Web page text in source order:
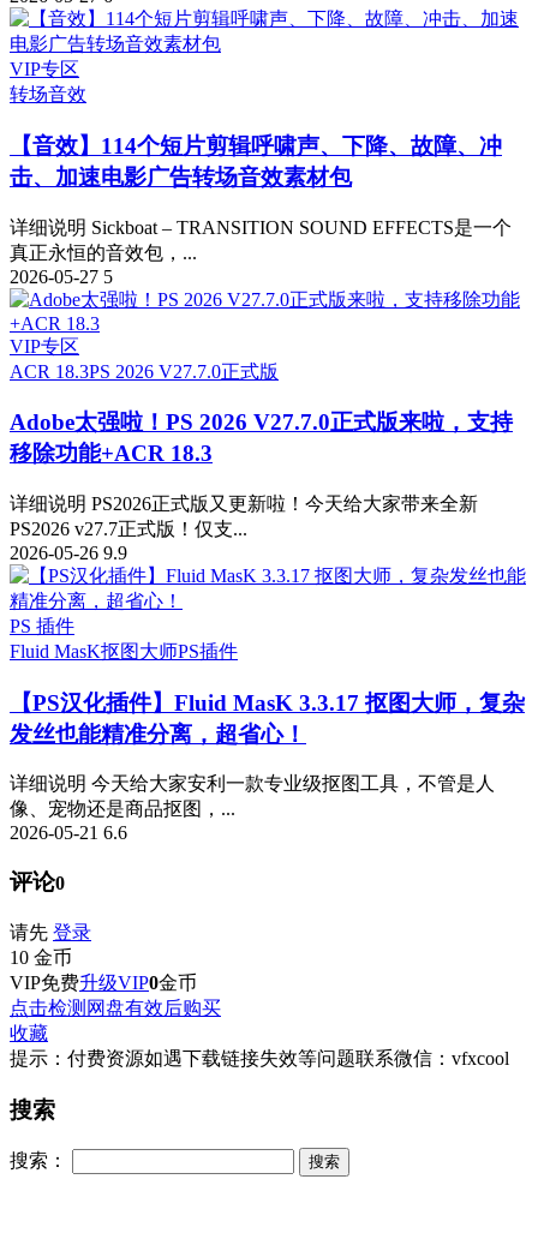
VIP专区
转场音效
【音效】114个短片剪辑呼啸声、下降、故障、冲
击、加速电影广告转场音效素材包
详细说明 Sickboat – TRANSITION SOUND EFFECTS是一个
真正永恒的音效包，...
2026-05-27 5
VIP专区
ACR 18.3PS 2026 V27.7.0正式版
Adobe太强啦！PS 2026 V27.7.0正式版来啦，支持
移除功能+ACR 18.3
详细说明 PS2026正式版又更新啦！今天给大家带来全新
PS2026 v27.7正式版！仅支...
2026-05-26 9.9
PS 插件
Fluid MasK抠图大师PS插件
【PS汉化插件】Fluid MasK 3.3.17 抠图大师，复杂
发丝也能精准分离，超省心！
详细说明 今天给大家安利一款专业级抠图工具，不管是人
像、宠物还是商品抠图，...
2026-05-21 6.6
评论0
请先 登录
10 金币
VIP免费升级VIP0金币
点击检测网盘有效后购买
收藏
提示：付费资源如遇下载链接失效等问题联系微信：vfxcool
搜索
搜索：